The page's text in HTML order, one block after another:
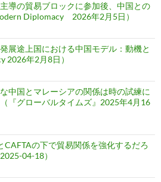
導の貿易ブロックに参加後、中国との
Diplomacy 2026年2月5日）
展途上国における中国モデル：動機と
2026年2月8日）
中国とマレーシアの関係は時の試練に
『グローバルタイムズ』2025年4月16
CAFTAの下で貿易関係を強化するだろ
04-18）